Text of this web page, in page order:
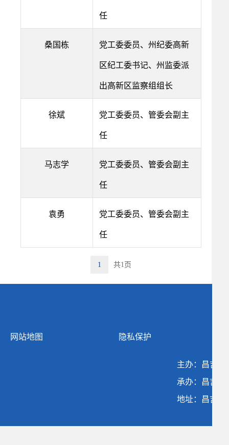
任
桑国栋 党工委委员、州纪委高新
区纪工委书记、州监委派
出高新区监察组组长
徐斌 党工委委员、管委会副主
任
马志学 党工委委员、管委会副主
任
袁勇 党工委委员、管委会副主
任
1 共1页
网站地图 隐私保护
主办：昌吉国
承办：昌吉国
地址：昌吉高